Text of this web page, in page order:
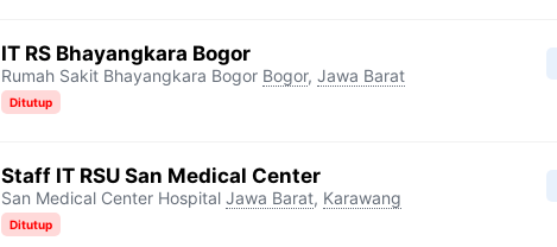
IT RS Bhayangkara Bogor
Rumah Sakit Bhayangkara Bogor Bogor, Jawa Barat
Ditutup
Staff IT RSU San Medical Center
San Medical Center Hospital Jawa Barat, Karawang
Ditutup